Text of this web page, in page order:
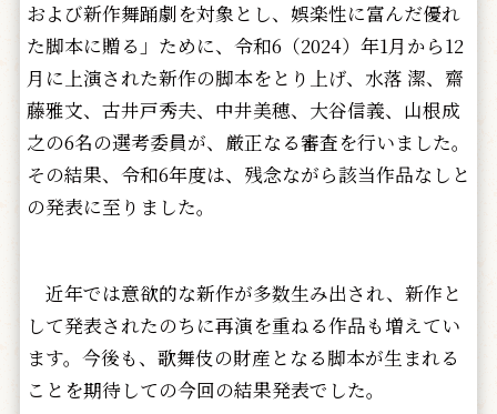
および新作舞踊劇を対象とし、娯楽性に富んだ優れ
た脚本に贈る」ために、令和6（2024）年1月から12
月に上演された新作の脚本をとり上げ、水落 潔、齋
藤雅文、古井戸秀夫、中井美穂、大谷信義、山根成
之の6名の選考委員が、厳正なる審査を行いました。
その結果、令和6年度は、残念ながら該当作品なしと
の発表に至りました。
近年では意欲的な新作が多数生み出され、新作と
して発表されたのちに再演を重ねる作品も増えてい
ます。今後も、歌舞伎の財産となる脚本が生まれる
ことを期待しての今回の結果発表でした。